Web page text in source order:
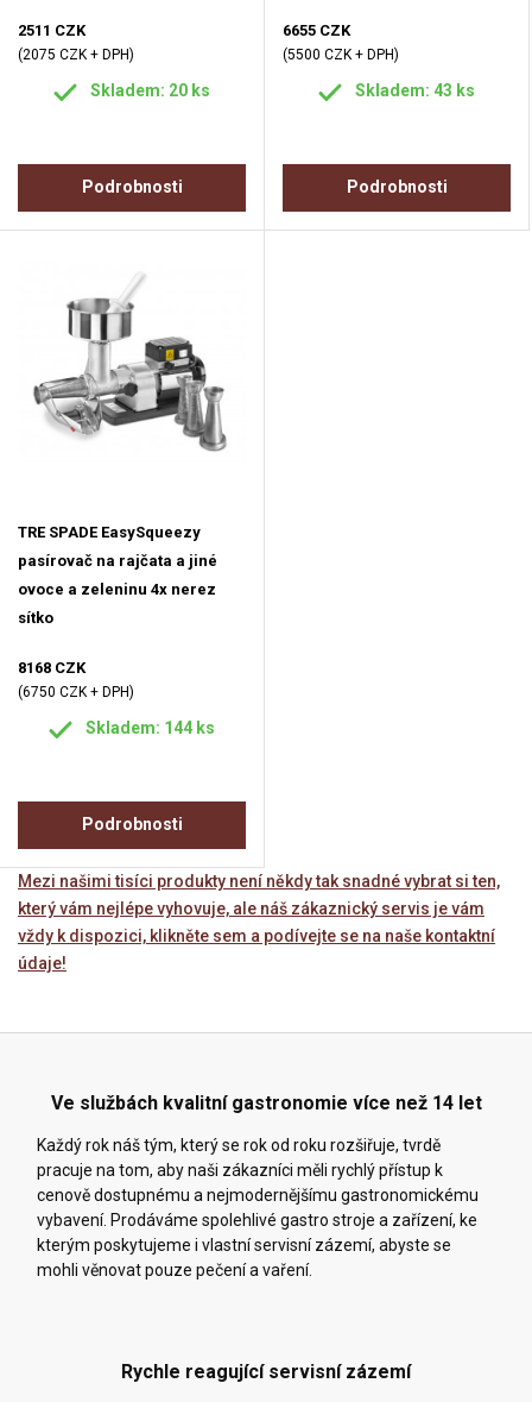
2511 CZK
(2075 CZK + DPH)
Skladem: 20 ks
Podrobnosti
6655 CZK
(5500 CZK + DPH)
Skladem: 43 ks
Podrobnosti
TRE SPADE EasySqueezy
pasírovač na rajčata a jiné
ovoce a zeleninu 4x nerez
sítko
8168 CZK
(6750 CZK + DPH)
Skladem: 144 ks
Podrobnosti
Mezi našimi tisíci produkty není někdy tak snadné vybrat si ten,
který vám nejlépe vyhovuje, ale náš zákaznický servis je vám
vždy k dispozici, klikněte sem a podívejte se na naše kontaktní
údaje!
Ve službách kvalitní gastronomie více než 14 let
Každý rok náš tým, který se rok od roku rozšiřuje, tvrdě
pracuje na tom, aby naši zákazníci měli rychlý přístup k
cenově dostupnému a nejmodernějšímu gastronomickému
vybavení. Prodáváme spolehlivé gastro stroje a zařízení, ke
kterým poskytujeme i vlastní servisní zázemí, abyste se
mohli věnovat pouze pečení a vaření.
Rychle reagující servisní zázemí